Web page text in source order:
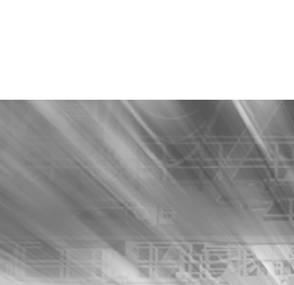
Programmatic
Purpose Marketing
Reputatie & crisis